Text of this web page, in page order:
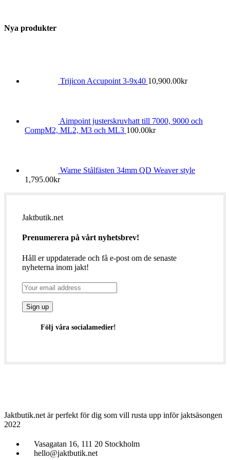
Nya produkter
Trijicon Accupoint 3-9x40 10,900.00kr
Aimpoint justerskruvhatt till 7000, 9000 och
CompM2, ML2, M3 och ML3 100.00kr
Warne Stålfästen 34mm QD Weaver style
1,795.00kr
Jaktbutik.net
Prenumerera på vårt nyhetsbrev!
Håll er uppdaterade och få e-post om de senaste
nyheterna inom jakt!
Följ våra socialamedier!
Jaktbutik.net är perfekt för dig som vill rusta upp inför jaktsäsongen
2022
Vasagatan 16, 111 20 Stockholm
hello@jaktbutik.net